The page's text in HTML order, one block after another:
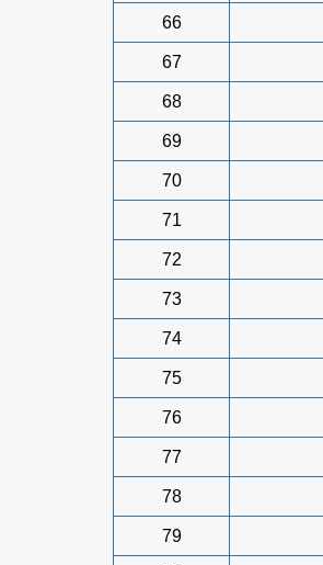
66
67
68
69
70
71
72
73
74
75
76
77
78
79